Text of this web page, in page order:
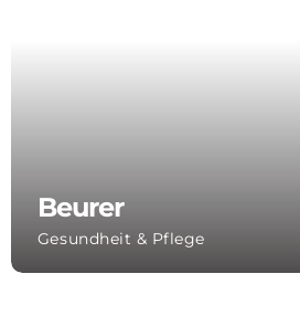
Beurer
Gesundheit & Pflege